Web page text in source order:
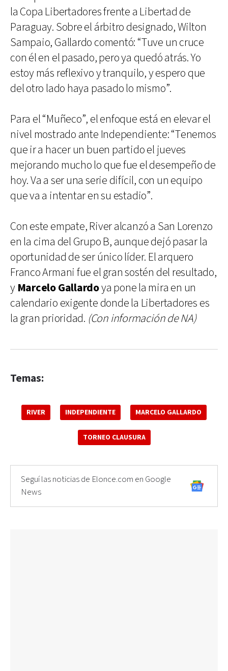
la Copa Libertadores frente a Libertad de
Paraguay. Sobre el árbitro designado, Wilton
Sampaio, Gallardo comentó: “Tuve un cruce
con él en el pasado, pero ya quedó atrás. Yo
estoy más reflexivo y tranquilo, y espero que
del otro lado haya pasado lo mismo”.
Para el “Muñeco”, el enfoque está en elevar el
nivel mostrado ante Independiente: “Tenemos
que ir a hacer un buen partido el jueves
mejorando mucho lo que fue el desempeño de
hoy. Va a ser una serie difícil, con un equipo
que va a intentar en su estadio”.
Con este empate, River alcanzó a San Lorenzo
en la cima del Grupo B, aunque dejó pasar la
oportunidad de ser único líder. El arquero
Franco Armani fue el gran sostén del resultado,
y Marcelo Gallardoya pone la mira en un
calendario exigente donde la Libertadores es
la gran prioridad. (Con información de NA)
Temas:
RIVER INDEPENDIENTE MARCELO GALLARDO
TORNEO CLAUSURA
Seguí las noticias de Elonce.com en Google
News